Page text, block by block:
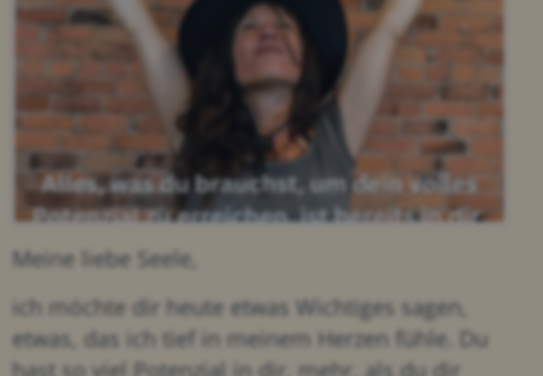
Meine liebe Seele,
ich möchte dir heute etwas Wichtiges sagen,
etwas, das ich tief in meinem Herzen fühle. Du
hast so viel Potenzial in dir, mehr, als du dir